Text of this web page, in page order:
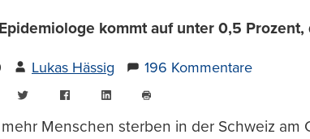
kommt auf unter 0,5
Lukas Hässig 196 Kommentare
Twitter FacebookLinkedIn
drucken
Menschen sterben in der Schweiz am